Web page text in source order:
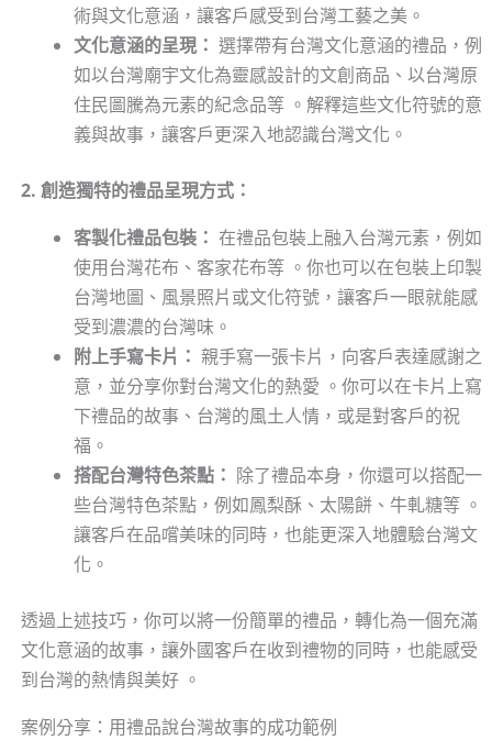
術與文化意涵，讓客戶感受到台灣工藝之美。
文化意涵的呈現： 選擇帶有台灣文化意涵的禮品，例
如以台灣廟宇文化為靈感設計的文創商品、以台灣原
住民圖騰為元素的紀念品等 。解釋這些文化符號的意
義與故事，讓客戶更深入地認識台灣文化。
2. 創造獨特的禮品呈現方式：
客製化禮品包裝： 在禮品包裝上融入台灣元素，例如
使用台灣花布、客家花布等 。你也可以在包裝上印製
台灣地圖、風景照片或文化符號，讓客戶一眼就能感
受到濃濃的台灣味。
附上手寫卡片： 親手寫一張卡片，向客戶表達感謝之
意，並分享你對台灣文化的熱愛 。你可以在卡片上寫
下禮品的故事、台灣的風土人情，或是對客戶的祝
福。
搭配台灣特色茶點： 除了禮品本身，你還可以搭配一
些台灣特色茶點，例如鳳梨酥、太陽餅、牛軋糖等 。
讓客戶在品嚐美味的同時，也能更深入地體驗台灣文
化。
透過上述技巧，你可以將一份簡單的禮品，轉化為一個充滿
文化意涵的故事，讓外國客戶在收到禮物的同時，也能感受
到台灣的熱情與美好 。
案例分享：用禮品說台灣故事的成功範例